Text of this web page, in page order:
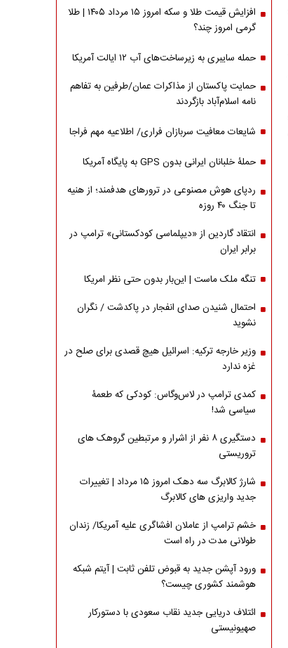
افزایش قیمت طلا و سکه امروز ۱۵ مرداد ۱۴۰۵ | طلا
گرمی امروز چند؟
حمله سایبری به زیرساخت‌های آب ۱۲ ایالت آمریکا
حمایت پاکستان از مذاکرات عمان/طرفین به تفاهم
نامه اسلام‌آباد بازگردند
شایعات معافیت سربازان فراری/ اطلاعیه مهم فراجا
حملۀ خلبانان ایرانی بدون GPS به پایگاه آمریکا
ردپای هوش مصنوعی در ترورهای هدفمند؛ از هنیه
تا جنگ ۴۰ روزه
انتقاد گاردین از «دیپلماسی کودکستانی» ترامپ در
برابر ایران
تنگه ملک ماست | این‌بار بدون حتی نظر امریکا
احتمال شنیدن صدای انفجار در پاکدشت / نگران
نشوید
وزیر خارجه ترکیه: اسرائیل هیچ قصدی برای صلح در
غزه ندارد
کمدی ترامپ در لاس‌وگاس: کودکی که طعمۀ
سیاسی شد!
دستگیری ۸ نفر از اشرار و مرتبطین گروهک های
تروریستی
شارژ کالابرگ سه دهک امروز ۱۵ مرداد | تغییرات
جدید واریزی های کالابرگ
خشم ترامپ از عاملان افشاگری‌ علیه آمریکا/ زندان
طولانی مدت در راه است
ورود آپشن جدید به قبوض تلفن ثابت | آیتم شبکه
هوشمند کشوری چیست؟
ائتلاف دریایی جدید نقاب سعودی با دستورکار
صهیونیستی